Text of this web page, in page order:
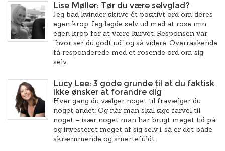
Lise Møller: Tør du være selvglad?
Jeg bad kvinder skrive ét positivt ord om deres
egen krop. Jeg lagde selv ud med at rose min
egen krop for at være kurvet. Responsen var
”hvor ser du godt ud” og så videre. Overraskende
få responderede med et rosende ord om sig
selv.
Lucy Lee: 3 gode grunde til at du faktisk
ikke ønsker at forandre dig
Hver gang du vælger noget til fravælger du
noget andet. Og når man skal sige farvel til
noget – især noget man har brugt meget tid på
og investeret meget af sig selv i, så er det både
skræmmende og smertefuldt.